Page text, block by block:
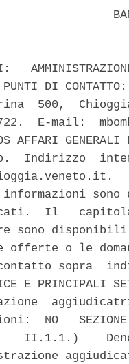
DI
500,
E-mail:
AFFARI
Indirizzo
sono
Il
sono
o le
sopra
E
NO
II.1.1.)